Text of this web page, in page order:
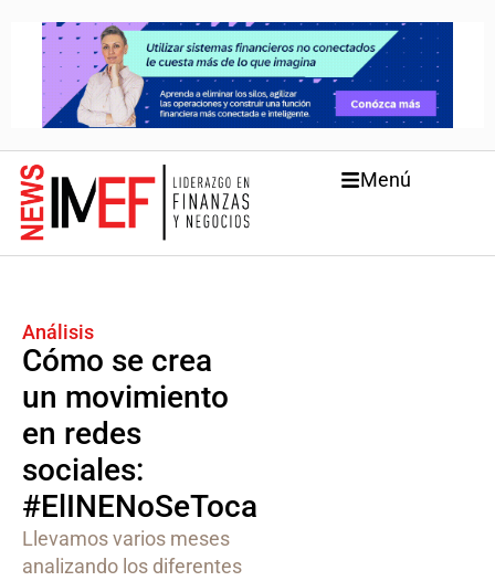
Menú
Análisis
Cómo se crea
un movimiento
en redes
sociales:
#ElINENoSeToca
Llevamos varios meses
analizando los diferentes